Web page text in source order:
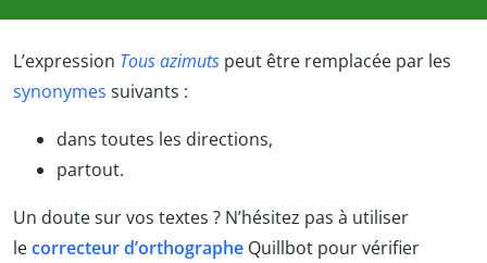
L’expression Tous azimuts peut être remplacée par les
synonymes suivants :
dans toutes les directions,
partout.
Un doute sur vos textes ? N’hésitez pas à utiliser
lecorrecteur d’orthographe Quillbot pour vérifier